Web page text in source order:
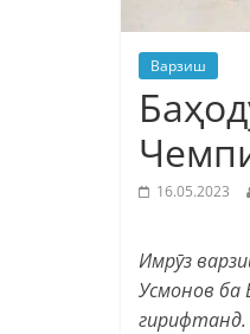
Варзиш
16.05.2023
Имрӯз
Усмонов ба
гирифтанд.